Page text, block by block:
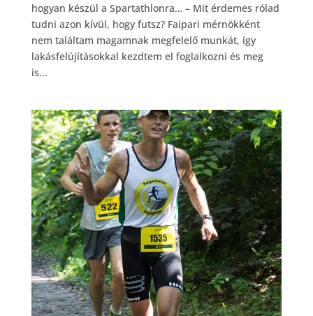
hogyan készül a Spartathlonra… – Mit érdemes rólad
tudni azon kívül, hogy futsz? Faipari mérnökként
nem találtam magamnak megfelelő munkát, így
lakásfelújításokkal kezdtem el foglalkozni és meg
is...